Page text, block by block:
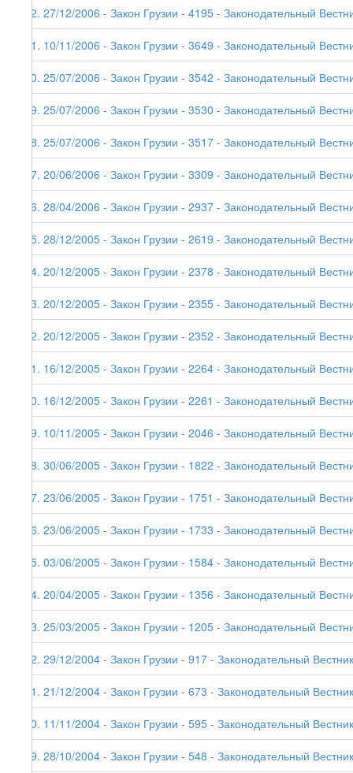
52. 27/12/2006 - Закон Грузии - 4195 - Законодательный
51. 10/11/2006 - Закон Грузии - 3649 - Законодательный
50. 25/07/2006 - Закон Грузии - 3542 - Законодательный
49. 25/07/2006 - Закон Грузии - 3530 - Законодательный
48. 25/07/2006 - Закон Грузии - 3517 - Законодательный
47. 20/06/2006 - Закон Грузии - 3309 - Законодательный
46. 28/04/2006 - Закон Грузии - 2937 - Законодательный
45. 28/12/2005 - Закон Грузии - 2619 - Законодательный
44. 20/12/2005 - Закон Грузии - 2378 - Законодательный
43. 20/12/2005 - Закон Грузии - 2355 - Законодательный
42. 20/12/2005 - Закон Грузии - 2352 - Законодательный
41. 16/12/2005 - Закон Грузии - 2264 - Законодательный
40. 16/12/2005 - Закон Грузии - 2261 - Законодательный
39. 10/11/2005 - Закон Грузии - 2046 - Законодательный
38. 30/06/2005 - Закон Грузии - 1822 - Законодательный
37. 23/06/2005 - Закон Грузии - 1751 - Законодательный
36. 23/06/2005 - Закон Грузии - 1733 - Законодательный
35. 03/06/2005 - Закон Грузии - 1584 - Законодательный
34. 20/04/2005 - Закон Грузии - 1356 - Законодательный
33. 25/03/2005 - Закон Грузии - 1205 - Законодательный
32. 29/12/2004 - Закон Грузии - 917 - Законодательный
31. 21/12/2004 - Закон Грузии - 673 - Законодательный
30. 11/11/2004 - Закон Грузии - 595 - Законодательный
29. 28/10/2004 - Закон Грузии - 548 - Законодательный